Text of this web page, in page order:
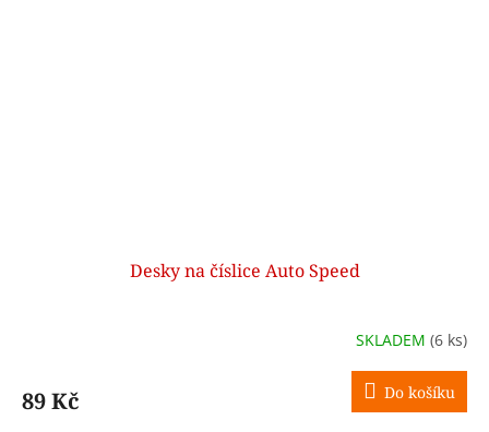
Desky na číslice Auto Speed
SKLADEM (6 ks)
89 Kč Do košíku